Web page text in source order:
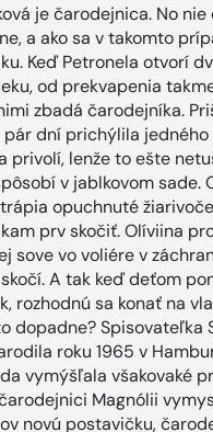
je čarodejnica. No nie
a ako sa v takomto
Keď Petronela otvorí
od prekvapenia
zbadá čarodejníka.
dní prichýlila jedného
privolí, lenže to ešte
v jablkovom sade.
opuchnuté
prv skočiť. Olíviina
sove vo voliére v
A tak keď deťom
rozhodnú sa konať na
dopadne? Spisovateľka
roku 1965 v
vymýšľala všakovaké
Magnólii
novú postavičku,